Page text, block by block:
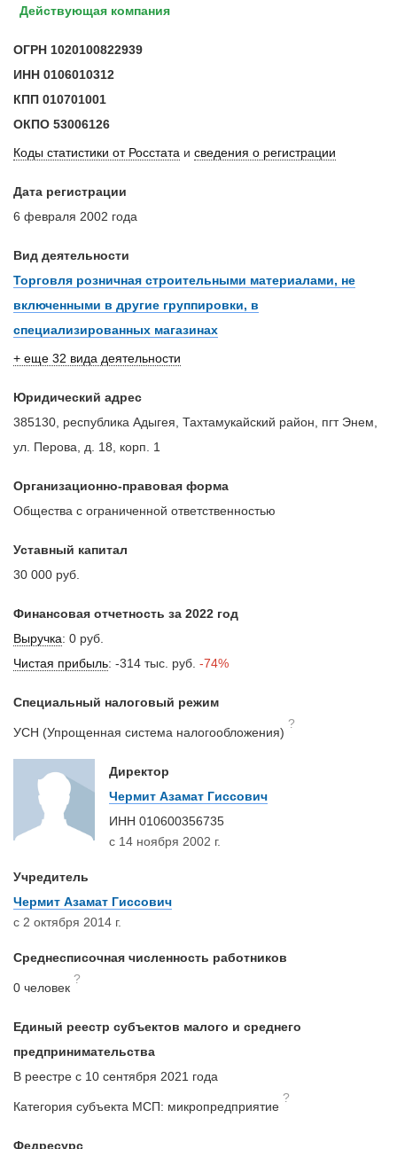
Действующая компания
ОГРН 1020100822939
ИНН 0106010312
КПП 010701001
ОКПО 53006126
Коды статистики от Росстата и сведения о регистрации
Дата регистрации
6 февраля 2002 года
Вид деятельности
Торговля розничная строительными материалами, не
включенными в другие группировки, в
специализированных магазинах
+ еще 32 вида деятельности
Юридический адрес
385130, республика Адыгея, Тахтамукайский район, пгт Энем,
ул. Перова, д. 18, корп. 1
Организационно-правовая форма
Общества с ограниченной ответственностью
Уставный капитал
30 000 руб.
Финансовая отчетность за 2022 год
Выручка: 0 руб.
Чистая прибыль: -314 тыс. руб. -74%
Специальный налоговый режим
УСН (Упрощенная система налогообложения)
?
Директор
Чермит Азамат Гиссович
ИНН 010600356735
с 14 ноября 2002 г.
Учредитель
Чермит Азамат Гиссович
с 2 октября 2014 г.
Среднесписочная численность работников
0 человек
?
Единый реестр субъектов малого и среднего
предпринимательства
В реестре с 10 сентября 2021 года
Категория субъекта МСП: микропредприятие
?
Федресурс